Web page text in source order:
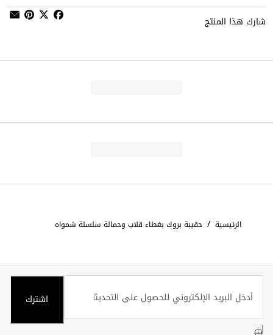
شارك هذا المنتج
الرئيسية / حقيبة بروك بغطاء قلاب وحمالة سلسلة شمواه
اشترك